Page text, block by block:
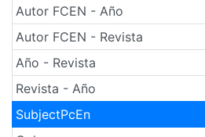
Autor FCEN - Año
Autor FCEN - Revista
Año - Revista
Revista - Año
SubjectPcEn